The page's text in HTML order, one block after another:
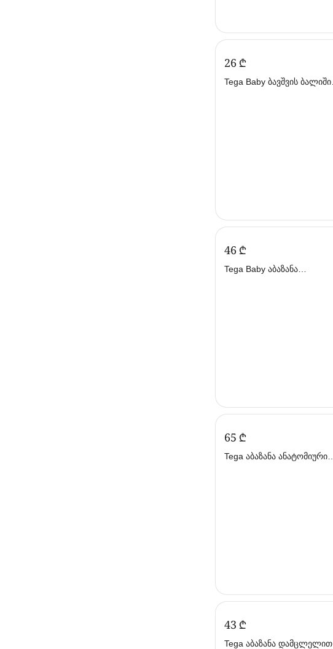
‍26‍ ₾
Tega Baby ბავშვის ბალიში
‍46‍ ₾
Tega Baby აბაზანა
‍65‍ ₾
Tega აბაზანა ანატომიური
‍43‍ ₾
Tega აბაზანა დამცლელით